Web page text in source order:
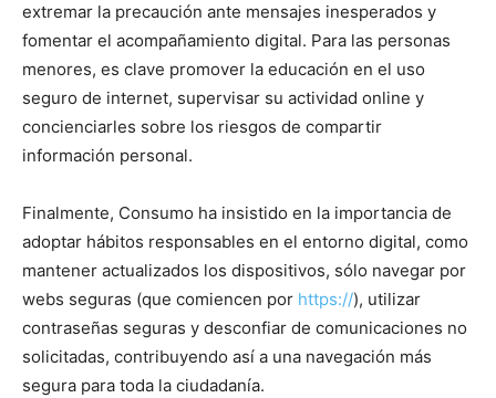
extremar la precaución ante mensajes inesperados y
fomentar el acompañamiento digital. Para las personas
menores, es clave promover la educación en el uso
seguro de internet, supervisar su actividad online y
concienciarles sobre los riesgos de compartir
información personal.
Finalmente, Consumo ha insistido en la importancia de
adoptar hábitos responsables en el entorno digital, como
mantener actualizados los dispositivos, sólo navegar por
webs seguras (que comiencen por https://), utilizar
contraseñas seguras y desconfiar de comunicaciones no
solicitadas, contribuyendo así a una navegación más
segura para toda la ciudadanía.